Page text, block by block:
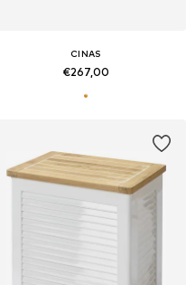
CINAS
€267,00